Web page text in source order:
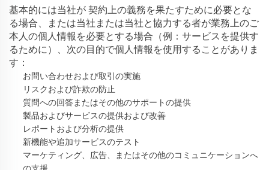
基本的には当社が 契約上の義務を果たすために必要とな
る場合、または当社または当社と協力する者が業務上のご
本人の個人情報を必要とする場合（例：サービスを提供す
るために）、次の目的で個人情報を使用することがありま
す：
お問い合わせおよび取引の実施
リスクおよび詐欺の防止
質問への回答またはその他のサポートの提供
製品およびサービスの提供および改善
レポートおよび分析の提供
新機能や追加サービスのテスト
マーケティング、広告、またはその他のコミュニケーションへ